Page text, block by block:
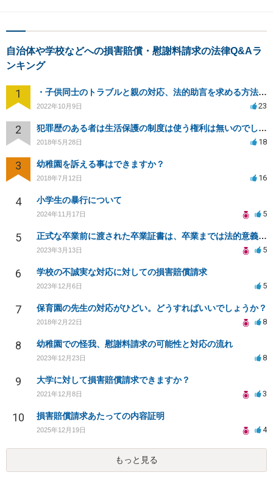
自治体や学校などへの損害賠償・慰謝料請求の法律Q&Aラ
ンキング
1 ・子供同士のトラブルと親の対応、法的助言を求める方法は？
2022年10月9日 23
2 犯罪歴のある者は生活保護の制度は使う権利は無いのでしょうか？
2018年5月28日 18
3 幼稚園を訴える事はできますか？
2018年7月12日 16
4 小学生の暴行について
2024年11月17日 5
5 正式な卒業前に渡された卒業証書は、卒業までは法的意義ある？卒業証書授与後に卒業撤回されたらどうなる？
2023年3月13日 5
6 学校の不誠実な対応に対しての損害賠償請求
2023年12月6日 5
7 保育園の先生の対応がひどい。どうすればいいでしょうか？
2018年2月22日 8
8 幼稚園での怪我、慰謝料請求の可能性と対応の流れ
2023年12月23日 8
9 大学に対して損害賠償請求できますか？
2021年12月8日 3
10 損害賠償請求あたっての内容証明
2025年12月19日 4
もっと見る